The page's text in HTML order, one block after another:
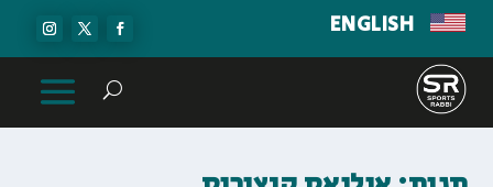
ENGLISH